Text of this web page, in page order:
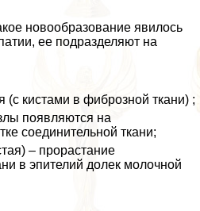
новообразование явилось
ее подразделяют на
(с кистами в фиброзной ткани) ;
появляются на
соединительной ткани;
– прорастание
в эпителий долек молочной